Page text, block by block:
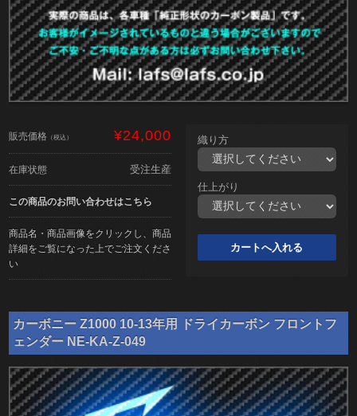
販売価格 （税込） ¥24,000
在庫状態 受注生産
この商品のお問い合わせはこちら
商品名・商品画像をクリックし、商品
詳細をご覧になった上でご注文くださ
い
織り方
仕上がり
カーボニー Z1000 10-13年用 ドライカーボン フロントフ
ェンダー NE-KA-Z-049